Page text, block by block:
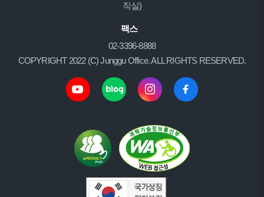
직실)
팩스
02-3396-8888
COPYRIGHT 2022 (C) Junggu Office. ALL RIGHTS RESERVED.